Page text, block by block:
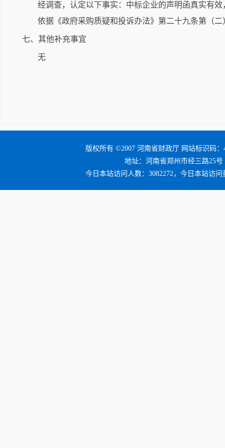
经调查，认定以下事实：中标企业的声明函真实有
依据《政府采购质疑和投诉办法》第二十九条第（
七、其他补充事宜
无
版权所有 ©2007 河南省财政厅 网站标识码：
地址：河南省郑州市经三路25号
今日本站访问人数：3082272，今日本站访问